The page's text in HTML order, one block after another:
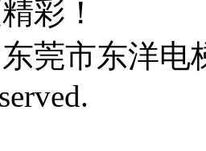
彩！
东莞市东洋电